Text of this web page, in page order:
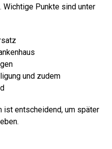
Wichtige Punkte sind unter
und zudem
ist entscheidend, um später